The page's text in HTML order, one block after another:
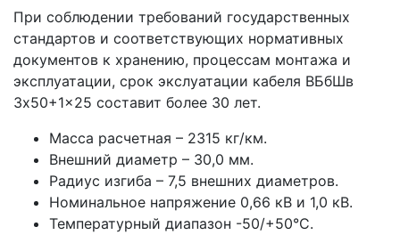
При соблюдении требований государственных
стандартов и соответствующих нормативных
документов к хранению, процессам монтажа и
эксплуатации, срок экслуатации кабеля ВБбШв
3x50+1x25 составит более 30 лет.
Масса расчетная – 2315 кг/км.
Внешний диаметр – 30,0 мм.
Радиус изгиба – 7,5 внешних диаметров.
Номинальное напряжение 0,66 кВ и 1,0 кВ.
Температурный диапазон -50/+50°С.